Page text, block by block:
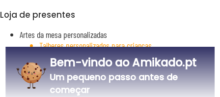
Loja de presentes
Artes da mesa personalizadas
Talheres personalizados para crianças
Copos personalizados
Argolas de guardanapo personalizadas
Canecas personalizadas
Recipientes alimentares personalizados
Bem-vindo ao Amikado.pt
Um pequeno passo antes de
começar